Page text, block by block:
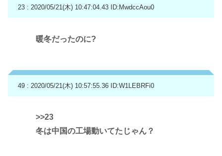
23 : 2020/05/21(木) 10:47:04.43 ID:MwdccAou0
暖冬だったのに?
49 : 2020/05/21(木) 10:57:55.36 ID:W1LEBRFi0
>>23
冬は中国の工場動いてたじゃん？